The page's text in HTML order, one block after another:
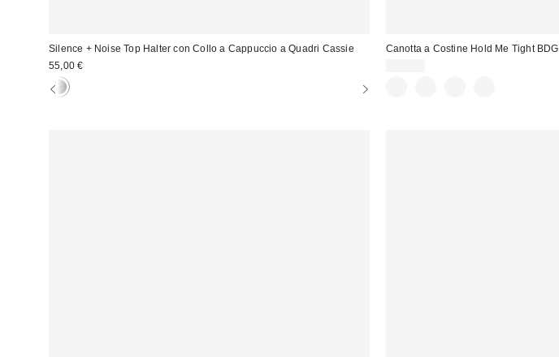
Silence + Noise Top Halter con Collo a Cappuccio a Quadri Cassie
55,00 €
Canotta a Costine Hold Me Tight BDG